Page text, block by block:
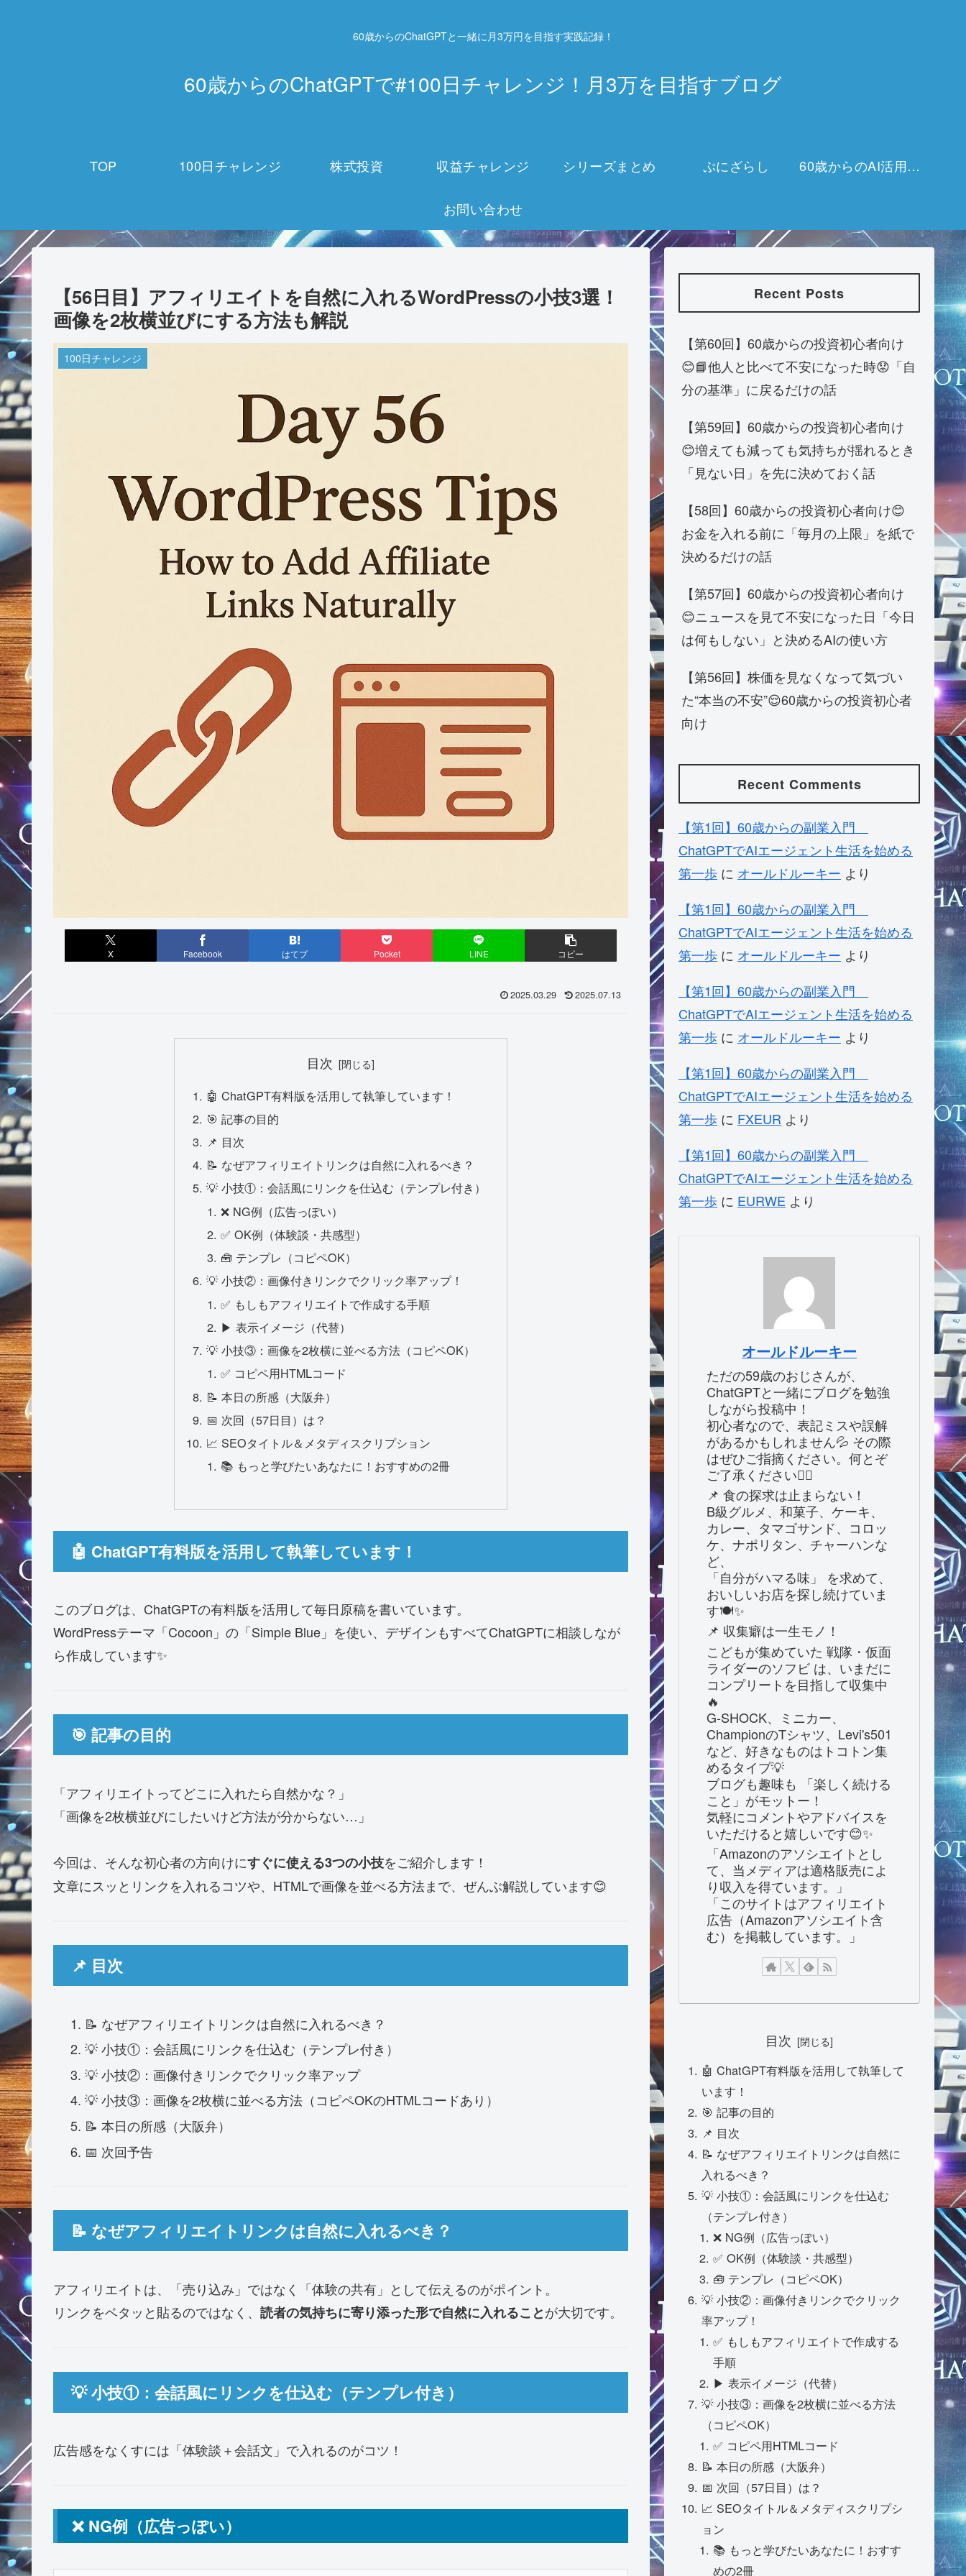
60歳からのChatGPTと一緒に月3万円を目指す実践記録！
60歳からのChatGPTで#100日チャレンジ！月3万を目指すブログ
TOP 100日チャレンジ 株式投資 収益チャレンジ シリーズまとめ ぷにざらし 60歳からのAI活用チャレンジ
お問い合わせ
【56日目】アフィリエイトを自然に入れるWordPressの小技3選！
画像を2枚横並びにする方法も解説
100日チャレンジ
X Facebook はてブ Pocket LINE コピー
2025.03.29 2025.07.13
目次
🤖 ChatGPT有料版を活用して執筆しています！
🎯 記事の目的
📌 目次
📝 なぜアフィリエイトリンクは自然に入れるべき？
💡 小技①：会話風にリンクを仕込む（テンプレ付き）
❌ NG例（広告っぽい）
✅ OK例（体験談・共感型）
🧰 テンプレ（コピペOK）
💡 小技②：画像付きリンクでクリック率アップ！
✅ もしもアフィリエイトで作成する手順
▶ 表示イメージ（代替）
💡 小技③：画像を2枚横に並べる方法（コピペOK）
✅ コピペ用HTMLコード
📝 本日の所感（大阪弁）
📅 次回（57日目）は？
📈 SEOタイトル＆メタディスクリプション
📚 もっと学びたいあなたに！おすすめの2冊
🤖 ChatGPT有料版を活用して執筆しています！
このブログは、ChatGPTの有料版を活用して毎日原稿を書いています。
WordPressテーマ「Cocoon」の「Simple Blue」を使い、デザインもすべてChatGPTに相談しなが
ら作成しています✨
🎯 記事の目的
「アフィリエイトってどこに入れたら自然かな？」
「画像を2枚横並びにしたいけど方法が分からない…」
今回は、そんな初心者の方向けにすぐに使える3つの小技をご紹介します！
文章にスッとリンクを入れるコツや、HTMLで画像を並べる方法まで、ぜんぶ解説しています😊
📌 目次
📝 なぜアフィリエイトリンクは自然に入れるべき？
💡 小技①：会話風にリンクを仕込む（テンプレ付き）
💡 小技②：画像付きリンクでクリック率アップ
💡 小技③：画像を2枚横に並べる方法（コピペOKのHTMLコードあり）
📝 本日の所感（大阪弁）
📅 次回予告
📝 なぜアフィリエイトリンクは自然に入れるべき？
アフィリエイトは、「売り込み」ではなく「体験の共有」として伝えるのがポイント。
リンクをベタッと貼るのではなく、 読者の気持ちに寄り添った形で自然に入れることが大切です。
💡 小技①：会話風にリンクを仕込む（テンプレ付き）
広告感をなくすには「体験談＋会話文」で入れるのがコツ！
❌ NG例（広告っぽい）
Recent Posts
【第60回】60歳からの投資初心者向け
😊📘他人と比べて不安になった時😟「自
分の基準」に戻るだけの話
【第59回】60歳からの投資初心者向け
😊増えても減っても気持ちが揺れるとき
「見ない日」を先に決めておく話
【58回】60歳からの投資初心者向け😊
お金を入れる前に「毎月の上限」を紙で
決めるだけの話
【第57回】60歳からの投資初心者向け
😊ニュースを見て不安になった日「今日
は何もしない」と決めるAIの使い方
【第56回】株価を見なくなって気づい
た“本当の不安”😌60歳からの投資初心者
向け
Recent Comments
【第1回】60歳からの副業入門
ChatGPTでAIエージェント生活を始める
第一歩 に オールドルーキー より
【第1回】60歳からの副業入門
ChatGPTでAIエージェント生活を始める
第一歩 に オールドルーキー より
【第1回】60歳からの副業入門
ChatGPTでAIエージェント生活を始める
第一歩 に オールドルーキー より
【第1回】60歳からの副業入門
ChatGPTでAIエージェント生活を始める
第一歩 に FXEUR より
【第1回】60歳からの副業入門
ChatGPTでAIエージェント生活を始める
第一歩 に EURWE より
オールドルーキー
ただの59歳のおじさんが、
ChatGPTと一緒にブログを勉強
しながら投稿中！
初心者なので、表記ミスや誤解
があるかもしれません💦 その際
はぜひご指摘ください。何とぞ
ご了承ください🙇‍♂️
📌 食の探求は止まらない！
B級グルメ、和菓子、ケーキ、
カレー、タマゴサンド、コロッ
ケ、ナポリタン、チャーハンな
ど、
「自分がハマる味」 を求めて、
おいしいお店を探し続けていま
す🍽️✨
📌 収集癖は一生モノ！
こどもが集めていた 戦隊・仮面
ライダーのソフビ は、いまだに
コンプリートを目指して収集中
🔥
G-SHOCK、ミニカー、
ChampionのTシャツ、Levi's501
など、好きなものはトコトン集
めるタイプ💡
ブログも趣味も 「楽しく続ける
こと」がモットー！
気軽にコメントやアドバイスを
いただけると嬉しいです😊✨
「Amazonのアソシエイトとし
て、当メディアは適格販売によ
り収入を得ています。」
「このサイトはアフィリエイト
広告（Amazonアソシエイト含
む）を掲載しています。」
目次
🤖 ChatGPT有料版を活用して執筆して
います！
🎯 記事の目的
📌 目次
📝 なぜアフィリエイトリンクは自然に
入れるべき？
💡 小技①：会話風にリンクを仕込む
（テンプレ付き）
❌ NG例（広告っぽい）
✅ OK例（体験談・共感型）
🧰 テンプレ（コピペOK）
💡 小技②：画像付きリンクでクリック
率アップ！
✅ もしもアフィリエイトで作成する
手順
▶ 表示イメージ（代替）
💡 小技③：画像を2枚横に並べる方法
（コピペOK）
✅ コピペ用HTMLコード
📝 本日の所感（大阪弁）
📅 次回（57日目）は？
📈 SEOタイトル＆メタディスクリプシ
ョン
📚 もっと学びたいあなたに！おすす
めの2冊